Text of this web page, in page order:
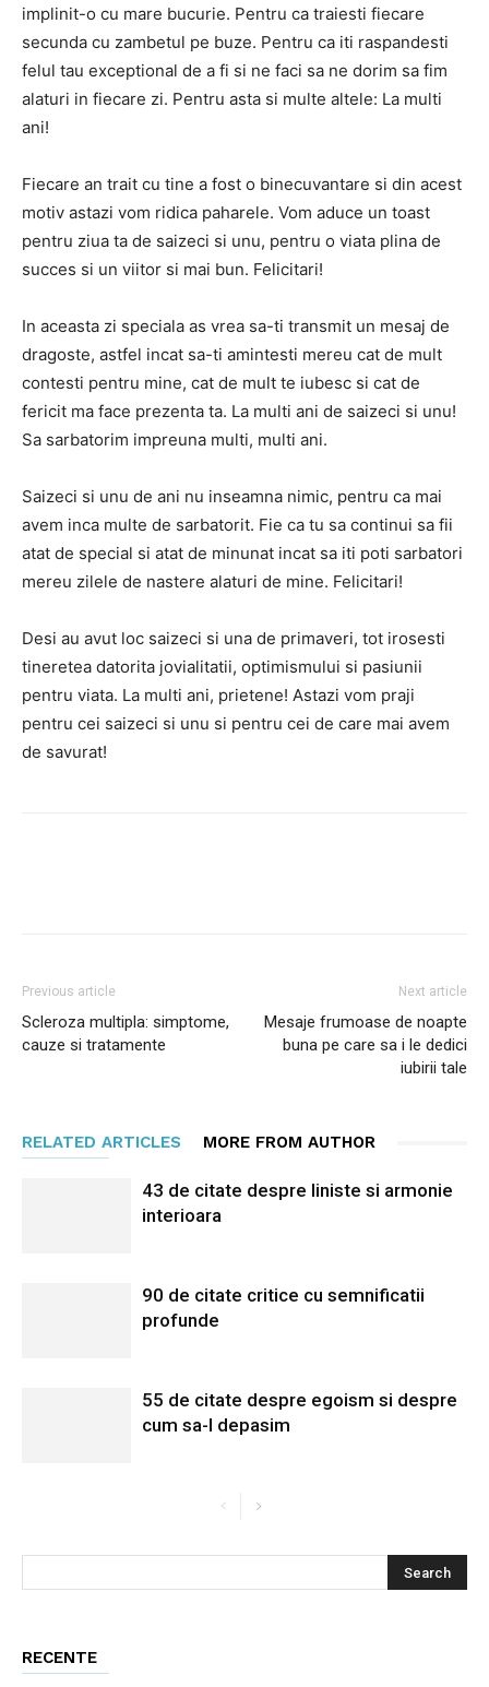
implinit-o cu mare bucurie. Pentru ca traiesti fiecare
secunda cu zambetul pe buze. Pentru ca iti raspandesti
felul tau exceptional de a fi si ne faci sa ne dorim sa fim
alaturi in fiecare zi. Pentru asta si multe altele: La multi
ani!
Fiecare an trait cu tine a fost o binecuvantare si din acest
motiv astazi vom ridica paharele. Vom aduce un toast
pentru ziua ta de saizeci si unu, pentru o viata plina de
succes si un viitor si mai bun. Felicitari!
In aceasta zi speciala as vrea sa-ti transmit un mesaj de
dragoste, astfel incat sa-ti amintesti mereu cat de mult
contesti pentru mine, cat de mult te iubesc si cat de
fericit ma face prezenta ta. La multi ani de saizeci si unu!
Sa sarbatorim impreuna multi, multi ani.
Saizeci si unu de ani nu inseamna nimic, pentru ca mai
avem inca multe de sarbatorit. Fie ca tu sa continui sa fii
atat de special si atat de minunat incat sa iti poti sarbatori
mereu zilele de nastere alaturi de mine. Felicitari!
Desi au avut loc saizeci si una de primaveri, tot irosesti
tineretea datorita jovialitatii, optimismului si pasiunii
pentru viata. La multi ani, prietene! Astazi vom praji
pentru cei saizeci si unu si pentru cei de care mai avem
de savurat!
Previous article
Scleroza multipla: simptome,
cauze si tratamente
Next article
Mesaje frumoase de noapte
buna pe care sa i le dedici
iubirii tale
RELATED ARTICLES MORE FROM AUTHOR
43 de citate despre liniste si armonie
interioara
90 de citate critice cu semnificatii
profunde
55 de citate despre egoism si despre
cum sa-l depasim
RECENTE